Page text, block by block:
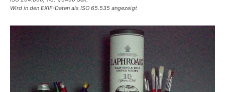
Wird in den EXIF-Daten als ISO 65.535 angezeigt